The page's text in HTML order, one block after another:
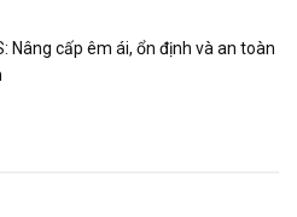
Nâng cấp êm ái, ổn định và an toàn